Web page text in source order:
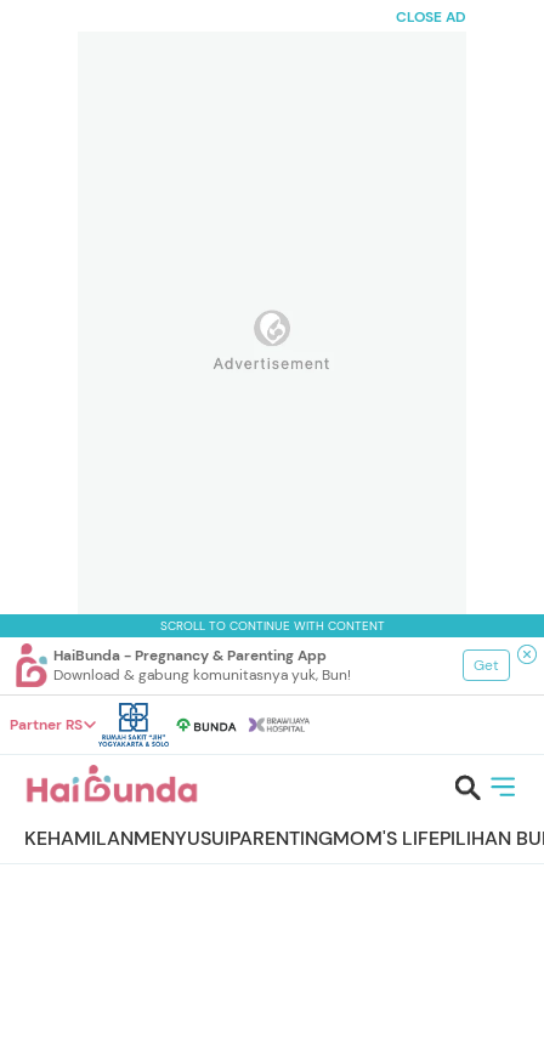
CLOSE AD
SCROLL TO CONTINUE WITH CONTENT
HaiBunda - Pregnancy & Parenting App
Download & gabung komunitasnya yuk, Bun!
Get
Partner RS
KEHAMILANMENYUSUIPARENTINGMOM'S LIFEPILIHAN